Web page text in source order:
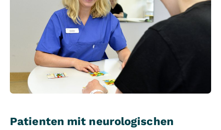
Patienten mit neurologischen